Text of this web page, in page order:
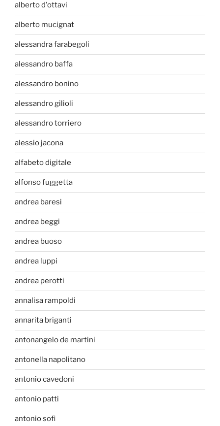
alberto d'ottavi
alberto mucignat
alessandra farabegoli
alessandro baffa
alessandro bonino
alessandro gilioli
alessandro torriero
alessio jacona
alfabeto digitale
alfonso fuggetta
andrea baresi
andrea beggi
andrea buoso
andrea luppi
andrea perotti
annalisa rampoldi
annarita briganti
antonangelo de martini
antonella napolitano
antonio cavedoni
antonio patti
antonio sofi